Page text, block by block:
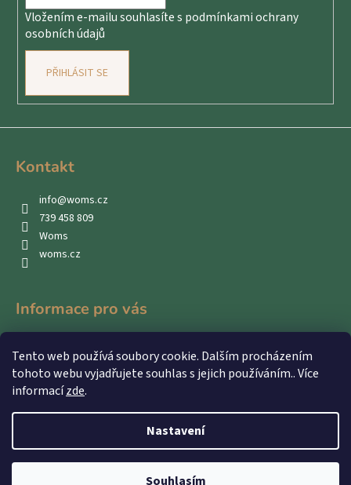
Tento web používá soubory cookie. Dalším procházením
tohoto webu vyjadřujete souhlas s jejich používáním.. Více
informacízde.
Nastavení
Souhlasím
Vložením e-mailu souhlasíte s podmínkami ochrany
osobních údajů
PŘIHLÁSIT SE
Kontakt
info@woms.cz
739 458 809
Woms
woms.cz
Informace pro vás
Obchodní podmínky
Podmínky ochrany osobních údajů
Vytvořil Shoptet
WOMS. Všechna práva vyhrazena.